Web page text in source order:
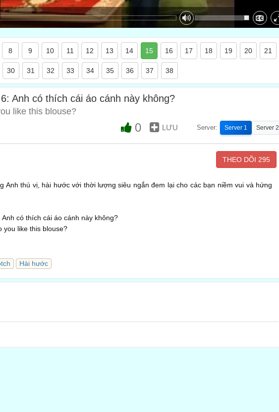
8 9 10 11 12 13 14 15 16 17 18 19 20 21
30 31 32 33 34 35 36 37 38
Anh có thích cái áo cánh này không?
like this blouse?
0 LƯU Server: Server 1 Server 2
THEO DÕI 295
Anh thú vị, hài hước với thời lượng siêu ngắn đem lại cho các bạn niềm vui và hứng
có thích cái áo cánh này không?
you like this blouse?
Hài hước